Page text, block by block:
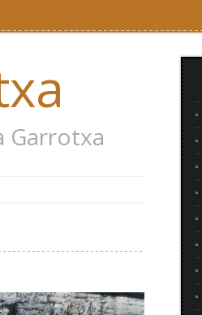
Garrotxa